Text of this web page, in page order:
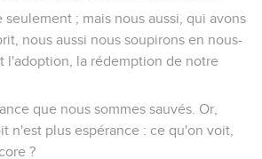
seulement ; mais nous aussi, qui avons
nous aussi nous soupirons en nous-
l'adoption, la rédemption de notre
que nous sommes sauvés. Or,
n'est plus espérance : ce qu'on voit,
?